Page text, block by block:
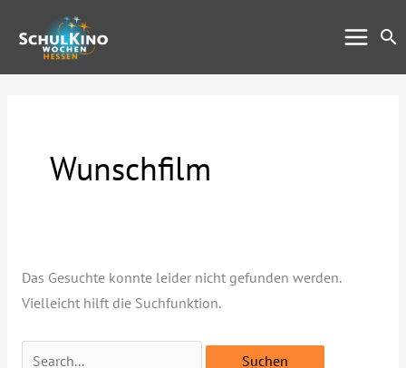
Inhalt
springen
Wunschfilm
Das Gesuchte konnte leider nicht gefunden werden.
Vielleicht hilft die Suchfunktion.
Suchen